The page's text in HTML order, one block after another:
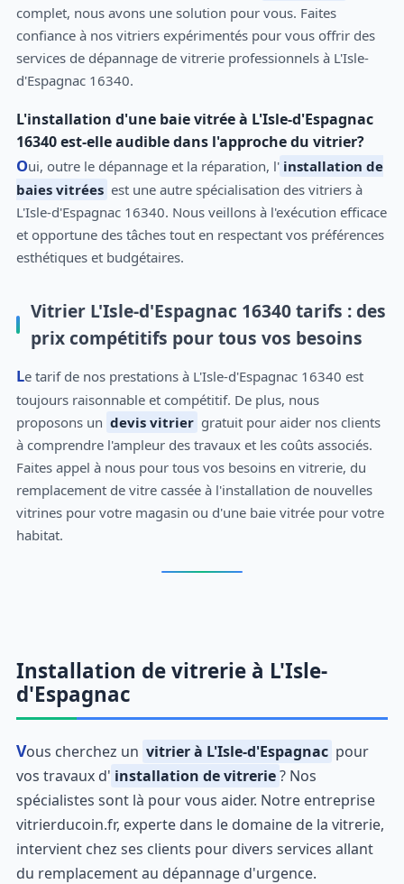
complet, nous avons une solution pour vous. Faites
confiance à nos vitriers expérimentés pour vous offrir des
services de dépannage de vitrerie professionnels à L'Isle-
d'Espagnac 16340.
L'installation d'une baie vitrée à L'Isle-d'Espagnac
16340 est-elle audible dans l'approche du vitrier?
Oui, outre le dépannage et la réparation, l' installation de
baies vitrées est une autre spécialisation des vitriers à
L'Isle-d'Espagnac 16340. Nous veillons à l'exécution efficace
et opportune des tâches tout en respectant vos préférences
esthétiques et budgétaires.
Vitrier L'Isle-d'Espagnac 16340 tarifs : des
prix compétitifs pour tous vos besoins
Le tarif de nos prestations à L'Isle-d'Espagnac 16340 est
toujours raisonnable et compétitif. De plus, nous
proposons un devis vitrier gratuit pour aider nos clients
à comprendre l'ampleur des travaux et les coûts associés.
Faites appel à nous pour tous vos besoins en vitrerie, du
remplacement de vitre cassée à l'installation de nouvelles
vitrines pour votre magasin ou d'une baie vitrée pour votre
habitat.
Installation de vitrerie à L'Isle-
d'Espagnac
Vous cherchez un vitrier à L'Isle-d'Espagnac pour
vos travaux d' installation de vitrerie? Nos
spécialistes sont là pour vous aider. Notre entreprise
vitrierducoin.fr, experte dans le domaine de la vitrerie,
intervient chez ses clients pour divers services allant
du remplacement au dépannage d'urgence.